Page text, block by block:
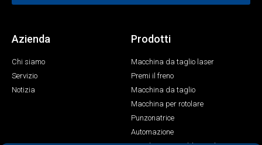
Azienda
Chi siamo
Servizio
Notizia
Prodotti
Macchina da taglio laser
Premi il freno
Macchina da taglio
Macchina per rotolare
Punzonatrice
Automazione